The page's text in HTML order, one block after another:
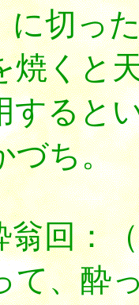
に切っ
焼くと
する
づち。
回：
て、酔